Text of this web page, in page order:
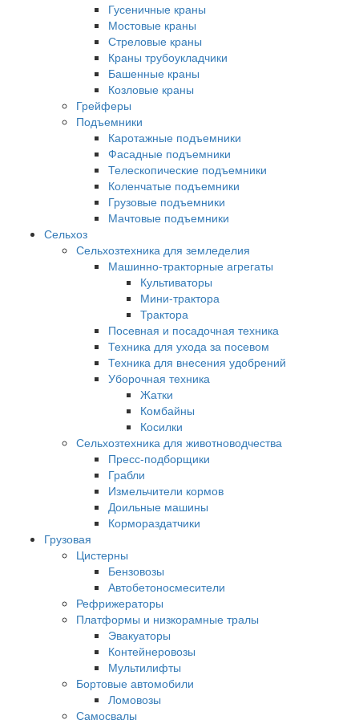
Гусеничные краны
Мостовые краны
Стреловые краны
Краны трубоукладчики
Башенные краны
Козловые краны
Грейферы
Подъемники
Каротажные подъемники
Фасадные подъемники
Телескопические подъемники
Коленчатые подъемники
Грузовые подъемники
Мачтовые подъемники
Сельхоз
Сельхозтехника для земледелия
Машинно-тракторные агрегаты
Культиваторы
Мини-трактора
Трактора
Посевная и посадочная техника
Техника для ухода за посевом
Техника для внесения удобрений
Уборочная техника
Жатки
Комбайны
Косилки
Сельхозтехника для животноводчества
Пресс-подборщики
Грабли
Измельчители кормов
Доильные машины
Кормораздатчики
Грузовая
Цистерны
Бензовозы
Автобетоносмесители
Рефрижераторы
Платформы и низкорамные тралы
Эвакуаторы
Контейнеровозы
Мультилифты
Бортовые автомобили
Ломовозы
Самосвалы